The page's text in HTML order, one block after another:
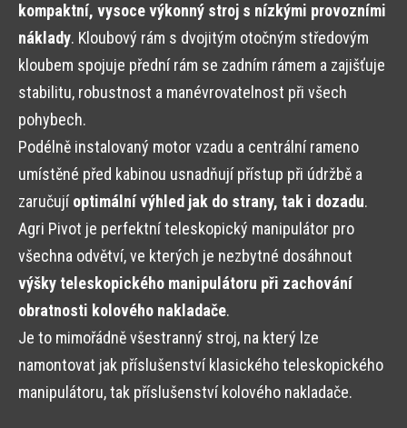
kompaktní, vysoce výkonný stroj s nízkými provozními
náklady. Kloubový rám s dvojitým otočným středovým
kloubem spojuje přední rám se zadním rámem a zajišťuje
stabilitu, robustnost a manévrovatelnost při všech
pohybech.
Podélně instalovaný motor vzadu a centrální rameno
umístěné před kabinou usnadňují přístup při údržbě a
zaručujíoptimální výhled jak do strany, tak i dozadu.
Agri Pivot je perfektní teleskopický manipulátor pro
všechna odvětví, ve kterých je nezbytné dosáhnout
výšky teleskopického manipulátoru při zachování
obratnosti kolového nakladače.
Je to mimořádně všestranný stroj, na který lze
namontovat jak příslušenství klasického teleskopického
manipulátoru, tak příslušenství kolového nakladače.